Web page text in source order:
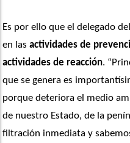
Es por ello que el delegado
en las actividades de
actividades de reacción.
que se genera es
porque deteriora el medio
de nuestro Estado, de la
filtración inmediata y